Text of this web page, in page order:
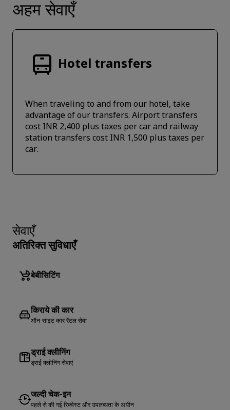
अहम सेवाएँ
Hotel transfers
When traveling to and from our hotel, take
advantage of our transfers. Airport transfers
cost INR 2,400 plus taxes per car and railway
station transfers cost INR 1,500 plus taxes per
car.
सेवाएँ
अतिरिक्त सुविधाएँ
बेबीसिटिंग
किराये की कार
ऑन-साइट कार रेंटल सेवा
ड्राई क्लीनिंग
ड्राई क्लीनिंग सेवाएं
जल्दी चेक-इन
पहले से की गई रिक्वेस्ट और उपलब्धता के अधीन